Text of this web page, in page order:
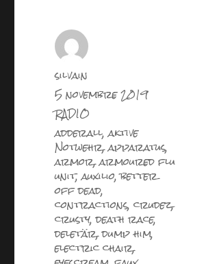
Auteur
silvain
Publié
le
5 novembre 2019
Catégories
RADIO
Étiquettes
adderall,aktive
Notwehr,apparatus,
armor,armoured flu
unit,auxilio,better
off dead,
contractions,crudez,
crusty,death race,
deletär,dump him,
electric chair,